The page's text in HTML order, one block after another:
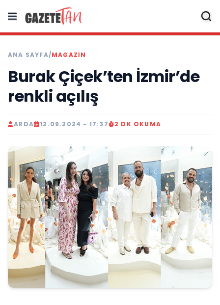
ANA SAYFA/MAGAZİN
Burak Çiçek’ten İzmir’de
renkli açılış
ARDA 12.09.2024 - 17:37 2 DK OKUMA